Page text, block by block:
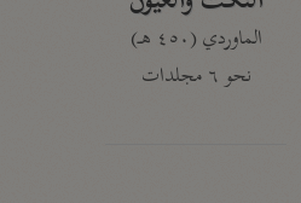
الماوردي (٤٥٠ هـ)
نحو ٦ مجلدات